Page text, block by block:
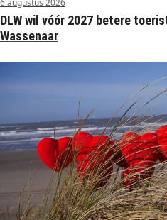
6 augustus 2026
DLW wil vóór 2027 betere
Wassenaar